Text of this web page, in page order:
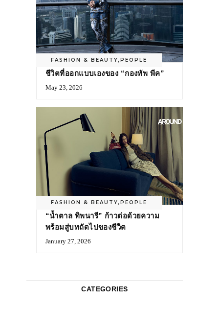
FASHION & BEAUTY,PEOPLE
ชีวิตที่ออกแบบเองของ “กองทัพ พีค”
May 23, 2026
FASHION & BEAUTY,PEOPLE
“น้ำตาล ทิพนารี” ก้าวต่อด้วยความ
พร้อมสู่บทถัดไปของชีวิต
January 27, 2026
CATEGORIES